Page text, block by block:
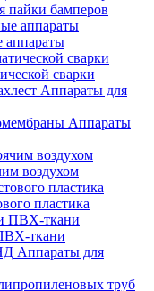
пайки бамперов
аппараты
сварки
Аппараты для
Аппараты
воздухом
пластика
ткани
Аппараты для